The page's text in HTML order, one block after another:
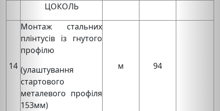
ЦОКОЛЬ
14
Монтаж стальних
плінтусів із гнутого
профілю
(улаштування
стартового
металевого профіля
153мм)
м 94